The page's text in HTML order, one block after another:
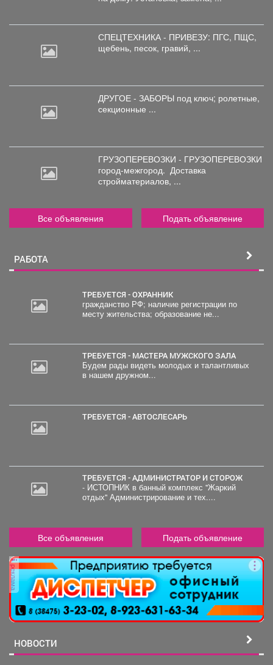
СПЕЦТЕХНИКА - ПРИВЕЗУ: ПГС, ПЩС,
щебень, песок, гравий, ...
ДРУГОЕ - ЗАБОРЫ под ключ; ролетные,
секционные ...
ГРУЗОПЕРЕВОЗКИ - ГРУЗОПЕРЕВОЗКИ
город-межгород. Доставка
стройматериалов, ...
Все объявления Подать объявление
РАБОТА
ТРЕБУЕТСЯ - ОХРАННИК
гражданство РФ; наличие регистрации по
месту жительства; образование не...
ТРЕБУЕТСЯ - МАСТЕРА МУЖСКОГО ЗАЛА
Будем рады видеть молодых и талантливых
в нашем дружном...
ТРЕБУЕТСЯ - АВТОСЛЕСАРЬ
ТРЕБУЕТСЯ - АДМИНИСТРАТОР И СТОРОЖ
- ИСТОПНИК в банный комплекс "Жаркий
отдых" Администрирование и тех....
Все объявления Подать объявление
реклама
НОВОСТИ